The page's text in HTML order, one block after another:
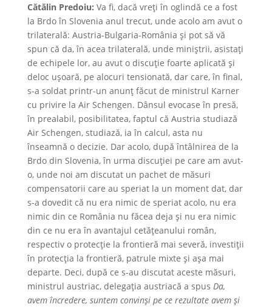
Cătălin Predoiu: Va fi, dacă vreți în oglindă ce a fost
la Brdo în Slovenia anul trecut, unde acolo am avut o
trilaterală: Austria-Bulgaria-România și pot să vă
spun că da, în acea trilaterală, unde miniștrii, asistați
de echipele lor, au avut o discuție foarte aplicată și
deloc ușoară, pe alocuri tensionată, dar care, în final,
s-a soldat printr-un anunț făcut de ministrul Karner
cu privire la Air Schengen. Dânsul evocase în presă,
în prealabil, posibilitatea, faptul că Austria studiază
Air Schengen, studiază, ia în calcul, asta nu
înseamnă o decizie. Dar acolo, după întâlnirea de la
Brdo din Slovenia, în urma discuției pe care am avut-
o, unde noi am discutat un pachet de măsuri
compensatorii care au speriat la un moment dat, dar
s-a dovedit că nu era nimic de speriat acolo, nu era
nimic din ce România nu făcea deja și nu era nimic
din ce nu era în avantajul cetățeanului român,
respectiv o protecție la frontieră mai severă, investiții
în protecția la frontieră, patrule mixte și așa mai
departe. Deci, după ce s-au discutat aceste măsuri,
ministrul austriac, delegația austriacă a spus Da,
avem încredere, suntem convinși pe ce rezultate avem și